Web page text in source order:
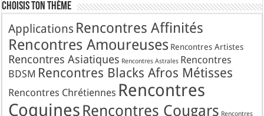
Choisis Ton Thème
Applications Rencontres Affinités
Rencontres Amoureuses Rencontres Artistes
Rencontres Asiatiques Rencontres Astrales Rencontres
BDSM Rencontres Blacks Afros Métisses
Rencontres Chrétiennes Rencontres
Coquines Rencontres Cougars Rencontres